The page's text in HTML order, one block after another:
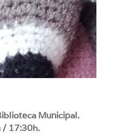
Municipal.
/ 17:30h.